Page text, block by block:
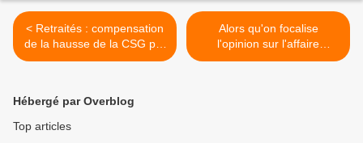
< Retraités : compensation
de la hausse de la CSG par
la suppression de la taxe
Alors qu'on focalise
l'opinion sur l'affaire
Benalla, le "gorille" de
Hébergé par Overblog
Top articles